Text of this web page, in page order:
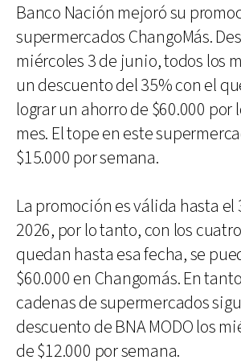
Banco Nación mejoró su
supermercados ChangoMás.
miércoles 3 de junio, todos los
un descuento del 35% con el
lograr un ahorro de $60.000 por
mes. El tope en este
$15.000 por semana.
La promoción es válida hasta
2026, por lo tanto, con los
quedan hasta esa fecha, se
$60.000 en Changomás. En
cadenas de supermercados
descuento de BNA MODO los
de $12.000 por semana.